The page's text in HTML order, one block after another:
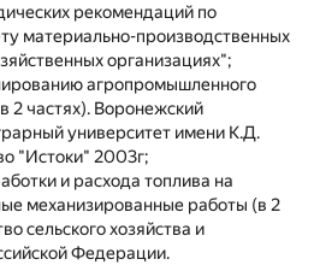
рекомендаций по
материально-производственных
организациях";
агропромышленного
2 частях). Воронежский
университет имени К.Д.
"Истоки" 2003г;
и расхода топлива на
механизированные работы (в 2
сельского хозяйства и
Федерации.